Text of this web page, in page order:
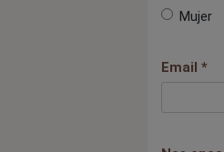
Mujer
Email *